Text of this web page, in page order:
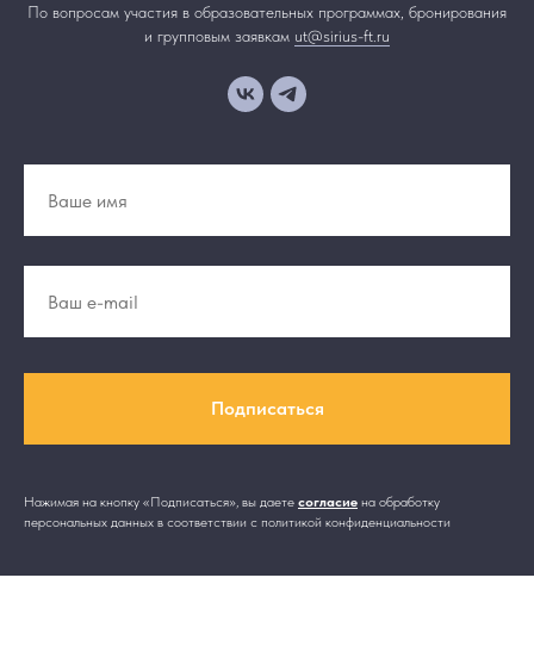
По вопросам участия в образовательных программах, бронирования
и групповым заявкам ut@sirius-ft.ru
Подписаться
Нажимая на кнопку «Подписаться», вы даете согласие на обработку
персональных данных в соответствии с политикой конфиденциальности